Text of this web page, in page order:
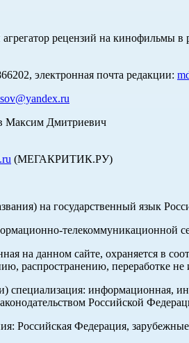
рецензий на кинофильмы в
электронная почта редакции:
Максим Дмитриевич
(МЕГАКРИТИК.РУ)
на государственный язык
телекоммуникационной
на данном сайте, охраняется в
распространению, переработке
специализация: информационная,
Российской
Российская Федерация,